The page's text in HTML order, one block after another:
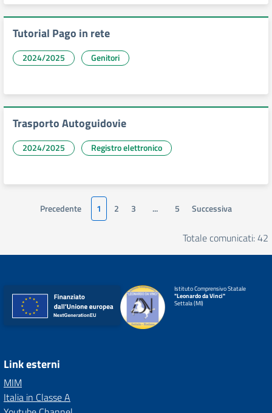
Tutorial Pago in rete
2024/2025 Genitori
Trasporto Autoguidovie
2024/2025 Registro elettronico
Precedente 1 2 3 ... 5 Successiva
Totale comunicati: 42
Istituto Comprensivo Statale
"Leonardo da Vinci"
Settala (MI)
Link esterni
MIM
Italia in Classe A